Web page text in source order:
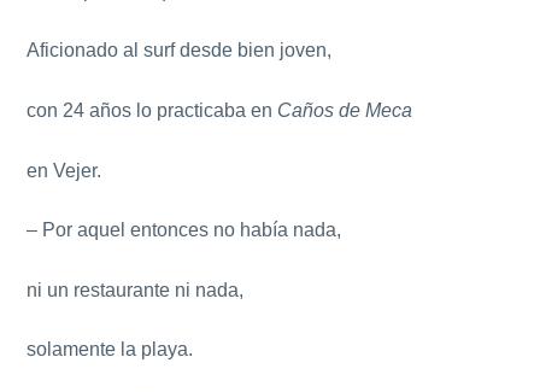
Aficionado al surf desde bien joven,
con 24 años lo practicaba en Caños de Meca
en Vejer.
– Por aquel entonces no había nada,
ni un restaurante ni nada,
solamente la playa.